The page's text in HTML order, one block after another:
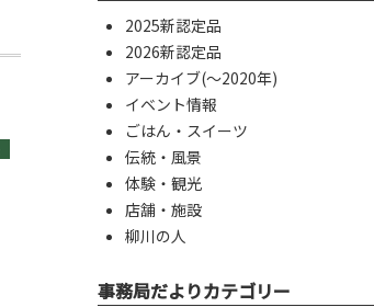
2025新認定品
2026新認定品
アーカイブ(〜2020年)
イベント情報
ごはん・スイーツ
伝統・風景
体験・観光
店舗・施設
柳川の人
事務局だよりカテゴリー